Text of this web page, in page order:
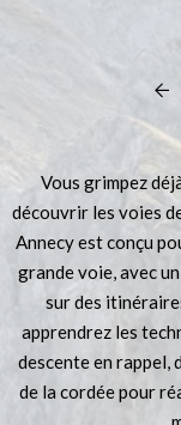
Vous grimpez
découvrir les voies
Annecy est conçu
grande voie, avec
sur des
apprendrez les
descente en rappel,
de la cordée pour